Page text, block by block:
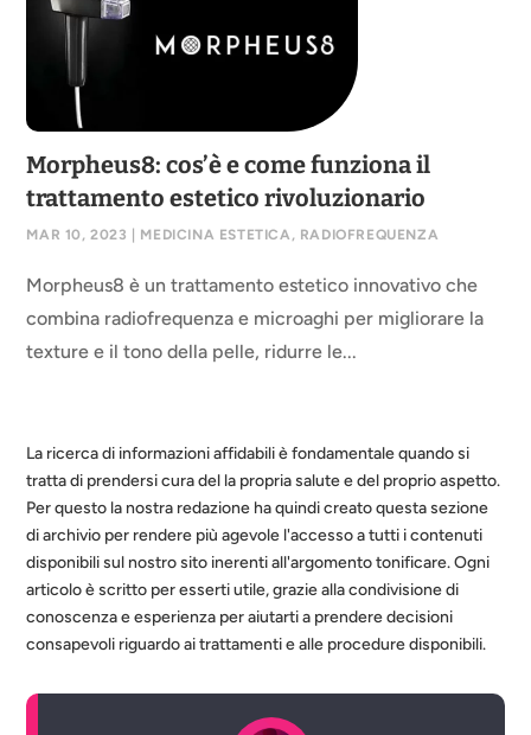
Morpheus8: cos’è e come funziona il
trattamento estetico rivoluzionario
MAR 10, 2023 MEDICINA ESTETICA , RADIOFREQUENZA
Morpheus8 è un trattamento estetico innovativo che
combina radiofrequenza e microaghi per migliorare la
texture e il tono della pelle, ridurre le...
La ricerca di informazioni affidabili è fondamentale quando si
tratta di prendersi cura del la propria salute e del proprio aspetto.
Per questo la nostra redazione ha quindi creato questa sezione
di archivio per rendere più agevole l'accesso a tutti i contenuti
disponibili sul nostro sito inerenti all'argomento tonificare. Ogni
articolo è scritto per esserti utile, grazie alla condivisione di
conoscenza e esperienza per aiutarti a prendere decisioni
consapevoli riguardo ai trattamenti e alle procedure disponibili.